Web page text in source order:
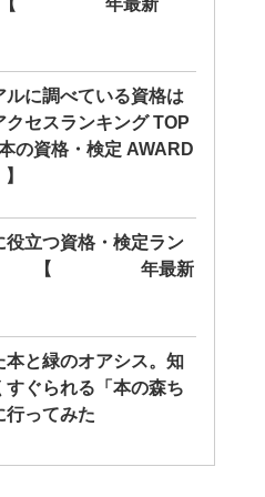
ルに調べている資格は
クセスランキング TOP
の資格・検定 AWARD
役立つ資格・検定ラン
【2026年最新
本と緑のオアシス。知
すぐられる「本の森ち
行ってみた